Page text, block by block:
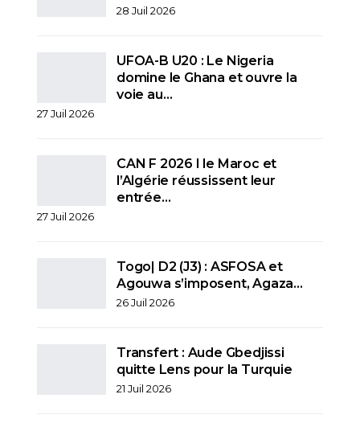
28 Juil 2026
UFOA-B U20 : Le Nigeria
domine le Ghana et ouvre la
voie au…
27 Juil 2026
CAN F 2026 I le Maroc et
l’Algérie réussissent leur
entrée…
27 Juil 2026
Togo| D2 (J3) : ASFOSA et
Agouwa s’imposent, Agaza…
26 Juil 2026
Transfert : Aude Gbedjissi
quitte Lens pour la Turquie
21 Juil 2026